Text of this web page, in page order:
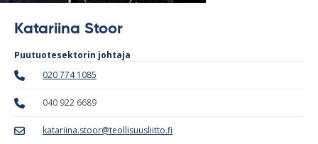
Katariina Stoor
Puutuotesektorin johtaja
020 774 1085
040 922 6689
katariina.stoor@teollisuusliitto.fi